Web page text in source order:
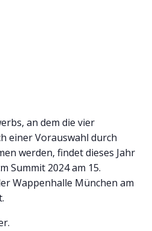
an dem die vier
einer Vorauswahl durch
werden, findet dieses Jahr
Summit 2024 am 15.
Wappenhalle München am